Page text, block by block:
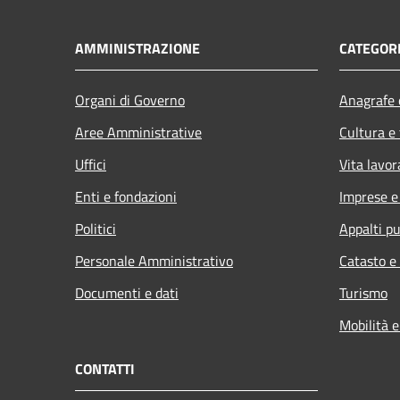
AMMINISTRAZIONE
Organi di Governo
Aree Amministrative
Uffici
Enti e fondazioni
Politici
Personale Amministrativo
Documenti e dati
Cultura
Vita
Imprese
Appalti
Catasto
Turismo
Mobilità
CONTATTI